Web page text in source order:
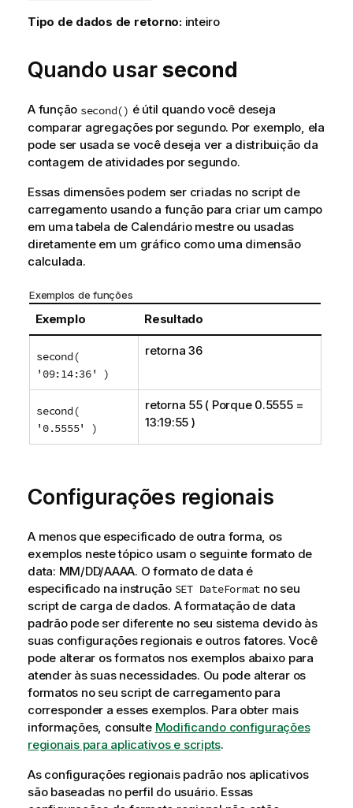
Tipo de dados de retorno: inteiro
Quando usarsecond
A função second() é útil quando você deseja
comparar agregações por segundo. Por exemplo, ela
pode ser usada se você deseja ver a distribuição da
contagem de atividades por segundo.
Essas dimensõespodem ser criadas no script de
carregamento usando a função para criar um campo
em uma tabela de Calendário mestre ou usadas
diretamente em um gráficocomo uma dimensão
calculada.
Exemplos de funções
Exemplo Resultado
second(
'09:14:36' )
retorna 36
second(
'0.5555' )
retorna 55 ( Porque 0.5555 =
13:19:55 )
Configurações regionais
A menos que especificado de outra forma, os
exemplos neste tópico usam o seguinte formato de
data: MM/DD/AAAA. O formato de data é
especificado na instrução SET DateFormat no seu
script de carga de dados. A formatação de data
padrão pode ser diferente no seu sistema devido às
suas configurações regionais e outros fatores. Você
pode alterar os formatos nos exemplos abaixo para
atender às suas necessidades. Ou pode alterar os
formatos no seu script de carregamento para
corresponder a esses exemplos. Para obter mais
informações, consulte Modificando configurações
regionais para aplicativos e scripts.
As configurações regionais padrão nos aplicativos
são baseadas no perfil do usuário. Essas